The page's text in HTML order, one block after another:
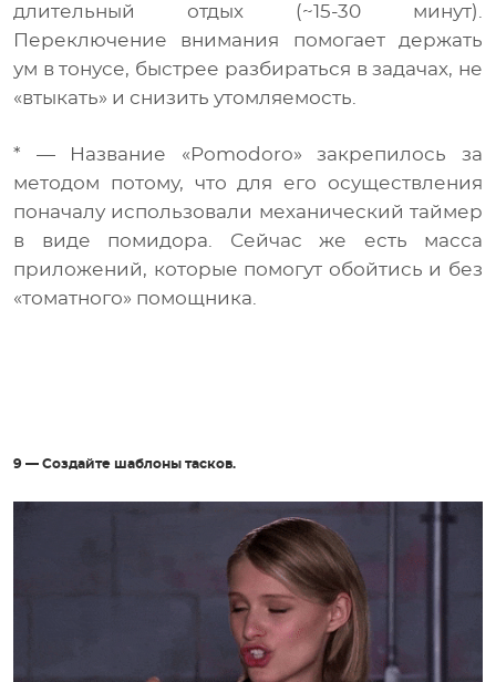
длительный отдых (~15-30 минут).
Переключение внимания помогает держать
ум в тонусе, быстрее разбираться в задачах, не
«втыкать» и снизить утомляемость.
* — Название «Pomodoro» закрепилось за
методом потому, что для его осуществления
поначалу использовали механический таймер
в виде помидора. Сейчас же есть масса
приложений, которые помогут обойтись и без
«томатного» помощника.
9 — Создайте шаблоны тасков.